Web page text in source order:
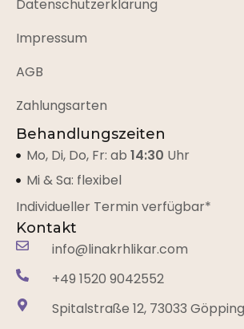
Datenschutzerklärung
Impressum
AGB
Zahlungsarten
Behandlungszeiten
Mo, Di, Do, Fr: ab 14:30 Uhr
Mi & Sa: flexibel
Individueller Termin verfügbar*
Kontakt
info@linakrhlikar.com
+49 1520 9042552‬
Spitalstraße 12, 73033